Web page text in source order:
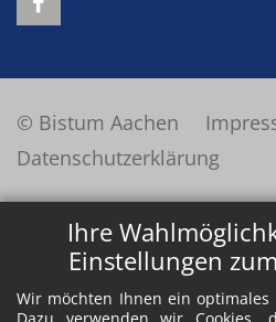
Ihre
Einstellungen
Wir möchten Ihnen ein optimales
© Bistum Aachen
Datenschutzerklärung